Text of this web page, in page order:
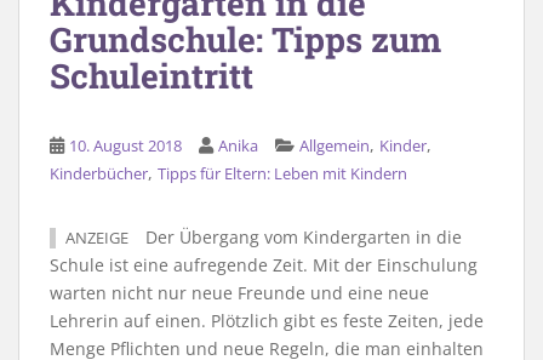
Grundschule: Tipps zum
Schuleintritt
10. August 2018 Anika Allgemein, Kinder,
Kinderbücher, Tipps für Eltern: Leben mit Kindern
ANZEIGE
Der Übergang vom Kindergarten in die
Schule ist eine aufregende Zeit. Mit der Einschulung
warten nicht nur neue Freunde und eine neue
Lehrerin auf einen. Plötzlich gibt es feste Zeiten, jede
Menge Pflichten und neue Regeln, die man einhalten